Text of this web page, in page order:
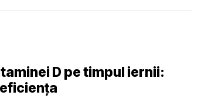
D pe timpul iernii: